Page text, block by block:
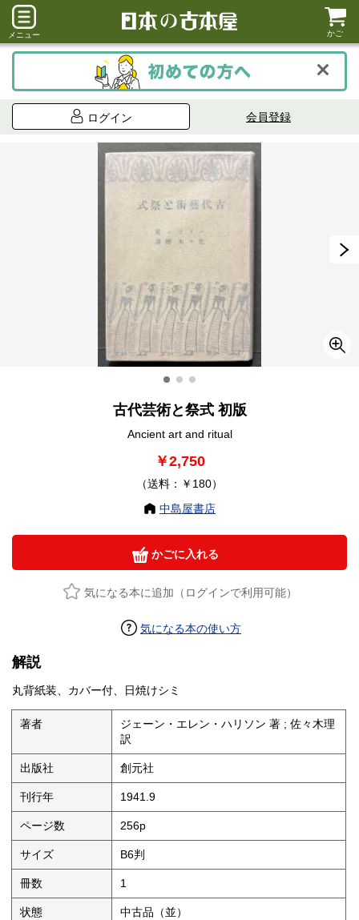
メニュー かご
ログイン 会員登録
古代芸術と祭式 初版
Ancient art and ritual
￥2,750
（送料：￥180）
中島屋書店
かごに入れる
気になる本に追加（ログインで利用可能）
気になる本の使い方
解説
丸背紙装、カバー付、日焼けシミ
著者
ジェーン・エレン・ハリソン 著 ; 佐々木理
訳
出版社 創元社
刊行年 1941.9
ページ数 256p
サイズ B6判
冊数 1
状態 中古品（並）